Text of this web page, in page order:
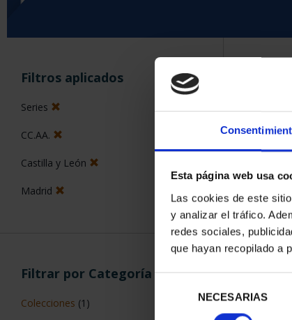
Esta página web usa
Las cookies de este
y analizar el tráfico.
redes sociales,
que hayan recopilado a
consentimiento
NECESARIAS
Filtros aplicados
Series
CC.AA.
Castilla y León
Madrid
Filtrar por Categoría
Colecciones (1)